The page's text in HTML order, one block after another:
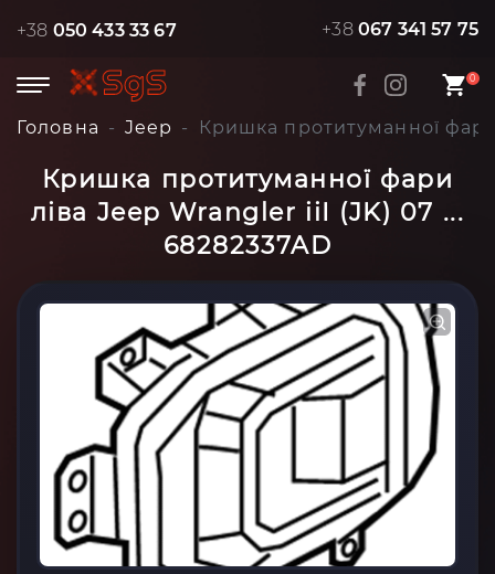
+38 050 433 33 67 +38 067 341 57 75
0
Головна Jeep Кришка протитуманної
Кришка протитуманної фари
ліва Jeep Wrangler iiI (JK) 07 ...
68282337AD